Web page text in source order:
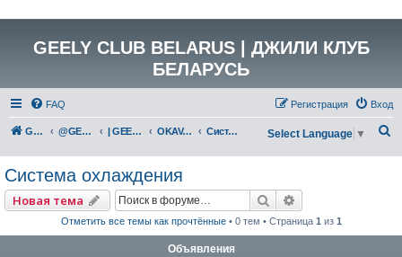
GEELY CLUB BELARUS | ДЖИЛИ КЛУБ
БЕЛАРУСЬ
FAQ Вход
Регистрация
GEELY Club Belarus @GEELYCLUBBY | GEELY КАТАЛОГ OKAVANGO (G836) Система охлаждения Select Language ▼
Система охлаждения
Новая тема Поиск
Отметить все темы как прочтённые• 0 тем • Страница 1 из 1
Объявления